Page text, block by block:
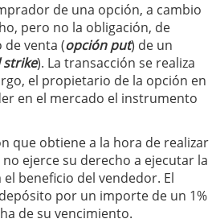
de una opción, a cambio
pero no la obligación, de
de venta (opción put) de un
strike). La transacción se realiza
el propietario de la opción en
en el mercado el instrumento
que obtiene a la hora de realizar
ejerce su derecho a ejecutar la
beneficio del vendedor. El
por un importe de un 1%
de su vencimiento.